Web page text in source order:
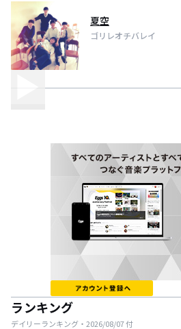
夏空
ゴリレオチバレイ
ランキング
デイリーランキング・ 2026/08/07付